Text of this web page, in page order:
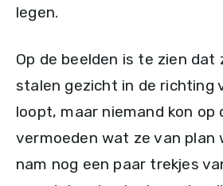
legen.
Op de beelden is te zien dat
stalen gezicht in de richting
loopt, maar niemand kon op
vermoeden wat ze van plan
nam nog een paar trekjes